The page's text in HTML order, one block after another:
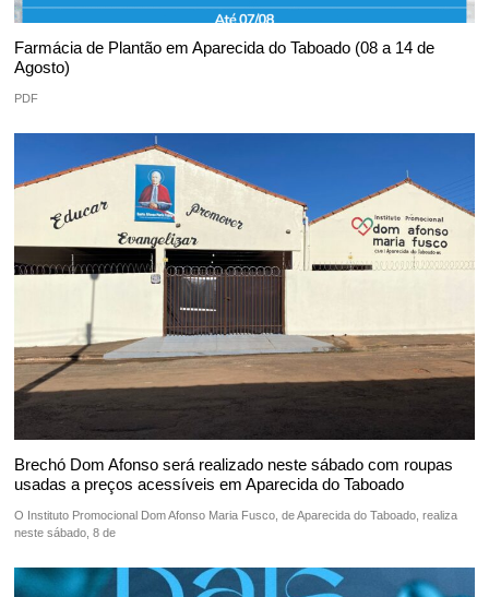
Farmácia de Plantão em Aparecida do Taboado (08 a 14 de
Agosto)
PDF
Brechó Dom Afonso será realizado neste sábado com roupas
usadas a preços acessíveis em Aparecida do Taboado
O Instituto Promocional Dom Afonso Maria Fusco, de Aparecida do Taboado, realiza
neste sábado, 8 de